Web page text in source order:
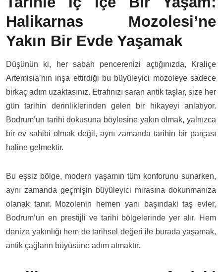
Halikarnas Mozolesi’ne
Yakın Bir Evde Yaşamak
Düşünün ki, her sabah pencerenizi açtığınızda, Kraliçe
Artemisia’nın inşa ettirdiği bu büyüleyici mozoleye sadece
birkaç adım uzaktasınız. Etrafınızı saran antik taşlar, size her
gün tarihin derinliklerinden gelen bir hikayeyi anlatıyor.
Bodrum’un tarihi dokusuna böylesine yakın olmak, yalnızca
bir ev sahibi olmak değil, aynı zamanda tarihin bir parçası
haline gelmektir.
Bu eşsiz bölge, modern yaşamın tüm konforunu sunarken,
aynı zamanda geçmişin büyüleyici mirasına dokunmanıza
olanak tanır. Mozolenin hemen yanı başındaki taş evler,
Bodrum’un en prestijli ve tarihi bölgelerinde yer alır. Hem
denize yakınlığı hem de tarihsel değeri ile burada yaşamak,
antik çağların büyüsüne adım atmaktır.